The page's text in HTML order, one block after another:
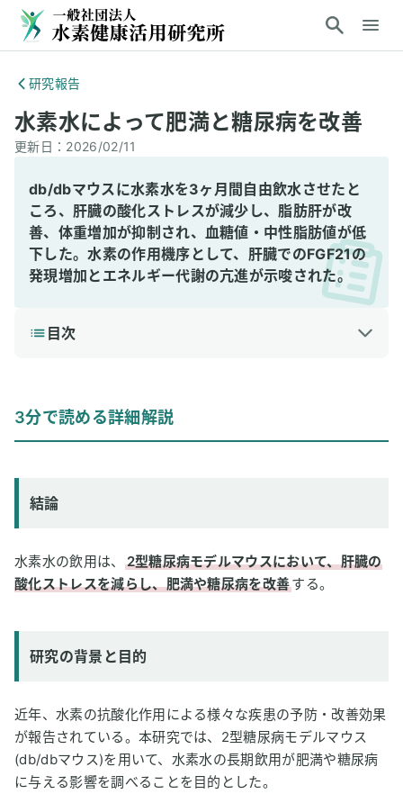
研究報告
水素水によって肥満と糖尿病を改善
更新日： 2026/02/11
db/dbマウスに水素水を3ヶ月間自由飲水させたと
ころ、肝臓の酸化ストレスが減少し、脂肪肝が改
善、体重増加が抑制され、血糖値・中性脂肪値が低
下した。水素の作用機序として、肝臓でのFGF21の
発現増加とエネルギー代謝の亢進が示唆された。
目次
3分で読める詳細解説
結論
水素水の飲用は、
2型糖尿病モデルマウスにおいて、肝臓の
酸化ストレスを減らし、肥満や糖尿病を改善する。
研究の背景と目的
近年、水素の抗酸化作用による様々な疾患の予防・改善効果
が報告されている。本研究では、2型糖尿病モデルマウス
(db/dbマウス)を用いて、水素水の長期飲用が肥満や糖尿病
に与える影響を調べることを目的とした。